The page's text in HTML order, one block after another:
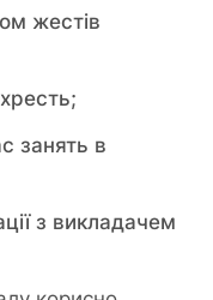
жестів
занять в
з викладачем